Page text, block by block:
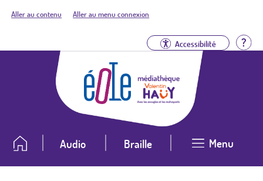
Aller au contenu Aller au menu connexion
Accessibilité
Audio Braille Menu